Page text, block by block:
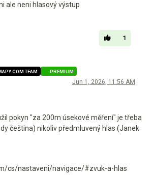
ale neni hlasový výstup
1
TEAM PREMIUM
Jun 1, 2026, 11:56 AM
pokyn "za 200m úsekové měření" je třeba
čeština) nikoliv předmluvený hlas (Janek
cs/nastaveni/navigace/#zvuk-a-hlas